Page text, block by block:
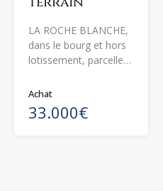
LA ROCHE BLANCHE,
dans le bourg et hors
lotissement, parcelle…
Achat
33.000€